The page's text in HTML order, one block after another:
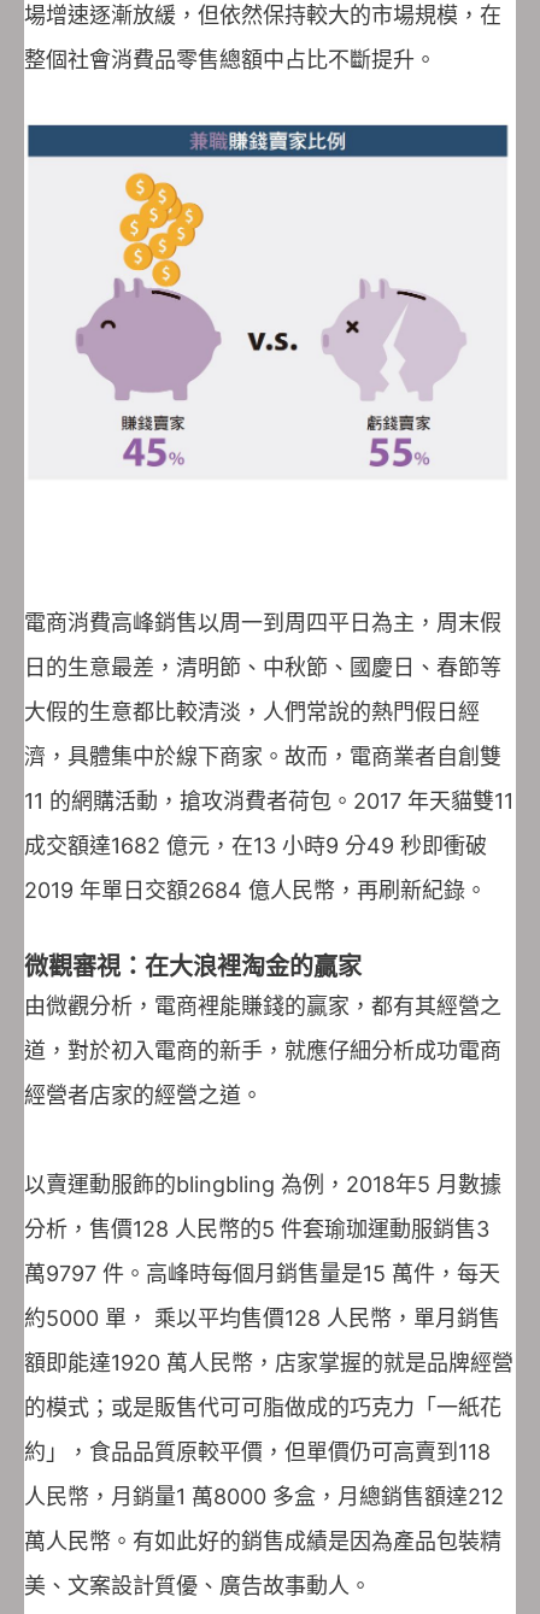
場增速逐漸放緩，但依然保持較大的市場規模，在
整個社會消費品零售總額中占比不斷提升。
電商消費高峰銷售以周一到周四平日為主，周末假
日的生意最差，清明節、中秋節、國慶日、春節等
大假的生意都比較清淡，人們常說的熱門假日經
濟，具體集中於線下商家。故而，電商業者自創雙
11 的網購活動，搶攻消費者荷包。2017 年天貓雙11
成交額達1682 億元，在13 小時9 分49 秒即衝破
2019 年單日交額2684 億人民幣，再刷新紀錄。
微觀審視：在大浪裡淘金的贏家
由微觀分析，電商裡能賺錢的贏家，都有其經營之
道，對於初入電商的新手，就應仔細分析成功電商
經營者店家的經營之道。
以賣運動服飾的blingbling 為例，2018年5 月數據
分析，售價128 人民幣的5 件套瑜珈運動服銷售3
萬9797 件。高峰時每個月銷售量是15 萬件，每天
約5000 單， 乘以平均售價128 人民幣，單月銷售
額即能達1920 萬人民幣，店家掌握的就是品牌經營
的模式；或是販售代可可脂做成的巧克力「一紙花
約」，食品品質原較平價，但單價仍可高賣到118
人民幣，月銷量1 萬8000 多盒，月總銷售額達212
萬人民幣。有如此好的銷售成績是因為產品包裝精
美、文案設計質優、廣告故事動人。